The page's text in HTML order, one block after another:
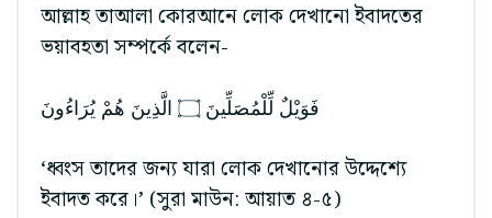
আল্লাহ তাআলা কোরআনে লোক দেখানো ইবাদতের
ভয়াবহতা সম্পর্কে বলেন-
فَوَيْلٌ لِّلْمُصَلِّينَ ۝ الَّذِينَ هُمْ يُرَاءُونَ
‘ধ্বংস তাদের জন্য যারা লোক দেখানোর উদ্দেশ্যে
ইবাদত করে।’ (সুরা মাউন: আয়াত ৪-৫)